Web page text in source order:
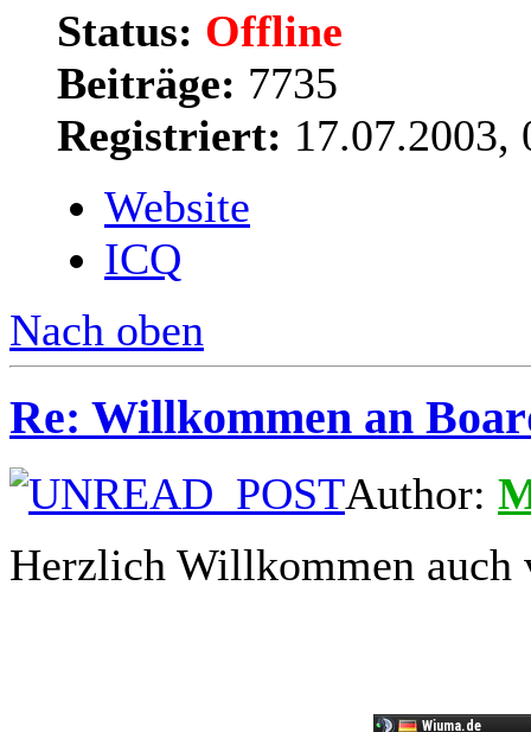
Status: Offline
Beiträge: 7735
Registriert: 17.07.2003,
Website
ICQ
Nach oben
Re: Willkommen an
Author:
Herzlich Willkommen